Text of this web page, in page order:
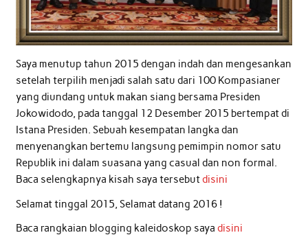
Saya menutup tahun 2015 dengan indah dan mengesankan
setelah terpilih menjadi salah satu dari 100 Kompasianer
yang diundang untuk makan siang bersama Presiden
Jokowidodo, pada tanggal 12 Desember 2015 bertempat di
Istana Presiden. Sebuah kesempatan langka dan
menyenangkan bertemu langsung pemimpin nomor satu
Republik ini dalam suasana yang casual dan non formal.
Baca selengkapnya kisah saya tersebutdisini
Selamat tinggal 2015, Selamat datang 2016 !
Baca rangkaian blogging kaleidoskop saya disini